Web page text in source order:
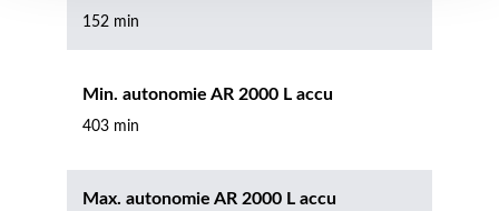
152 min
Min. autonomie AR 2000 L accu
403 min
Max. autonomie AR 2000 L accu